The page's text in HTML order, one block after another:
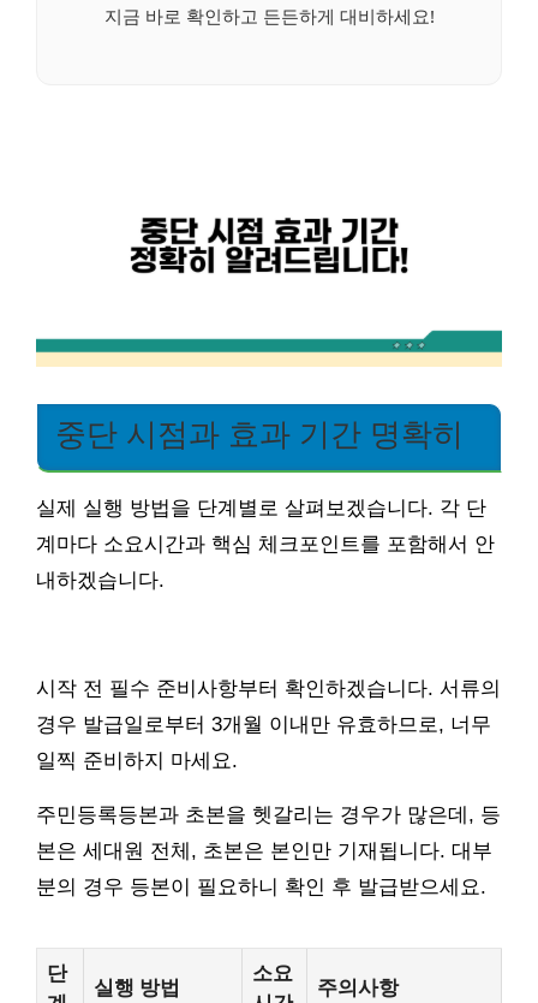
지금 바로 확인하고 든든하게 대비하세요!
중단 시점과 효과 기간 명확히
실제 실행 방법을 단계별로 살펴보겠습니다. 각 단
계마다 소요시간과 핵심 체크포인트를 포함해서 안
내하겠습니다.
시작 전 필수 준비사항부터 확인하겠습니다. 서류의
경우 발급일로부터 3개월 이내만 유효하므로, 너무
일찍 준비하지 마세요.
주민등록등본과 초본을 헷갈리는 경우가 많은데, 등
본은 세대원 전체, 초본은 본인만 기재됩니다. 대부
분의 경우 등본이 필요하니 확인 후 발급받으세요.
단
실행 방법
소요
주의사항